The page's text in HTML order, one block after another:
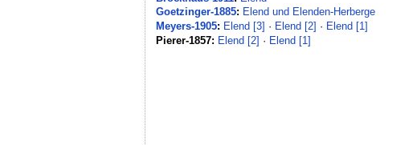
Goetzinger-1885: Elend und Elenden-Herberge
Meyers-1905: Elend [3] · Elend [2] · Elend [1]
Pierer-1857: Elend [2] · Elend [1]